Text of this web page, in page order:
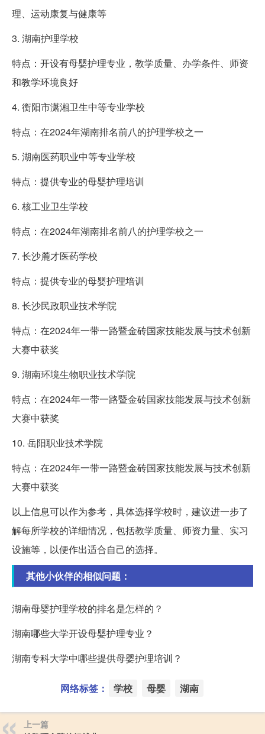
理、运动康复与健康等
3. 湖南护理学校
特点：开设有母婴护理专业，教学质量、办学条件、师资
和教学环境良好
4. 衡阳市潇湘卫生中等专业学校
特点：在2024年湖南排名前八的护理学校之一
5. 湖南医药职业中等专业学校
特点：提供专业的母婴护理培训
6. 核工业卫生学校
特点：在2024年湖南排名前八的护理学校之一
7. 长沙麓才医药学校
特点：提供专业的母婴护理培训
8. 长沙民政职业技术学院
特点：在2024年一带一路暨金砖国家技能发展与技术创新
大赛中获奖
9. 湖南环境生物职业技术学院
特点：在2024年一带一路暨金砖国家技能发展与技术创新
大赛中获奖
10. 岳阳职业技术学院
特点：在2024年一带一路暨金砖国家技能发展与技术创新
大赛中获奖
以上信息可以作为参考，具体选择学校时，建议进一步了
解每所学校的详细情况，包括教学质量、师资力量、实习
设施等，以便作出适合自己的选择。
其他小伙伴的相似问题：
湖南母婴护理学校的排名是怎样的？
湖南哪些大学开设母婴护理专业？
湖南专科大学中哪些提供母婴护理培训？
网络标签： 学校 母婴 湖南
上一篇